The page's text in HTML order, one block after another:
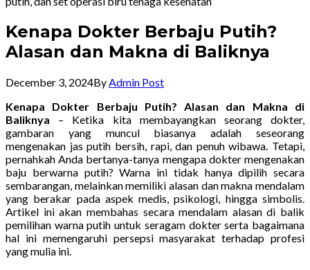
Kenapa Dokter Berbaju Putih?
Alasan dan Makna di Baliknya
December 3, 2024By Admin Post
Kenapa Dokter Berbaju Putih? Alasan dan Makna di
Baliknya – Ketika kita membayangkan seorang dokter,
gambaran yang muncul biasanya adalah seseorang
mengenakan jas putih bersih, rapi, dan penuh wibawa. Tetapi,
pernahkah Anda bertanya-tanya mengapa dokter mengenakan
baju berwarna putih? Warna ini tidak hanya dipilih secara
sembarangan, melainkan memiliki alasan dan makna mendalam
yang berakar pada aspek medis, psikologi, hingga simbolis.
Artikel ini akan membahas secara mendalam alasan di balik
pemilihan warna putih untuk seragam dokter serta bagaimana
hal ini memengaruhi persepsi masyarakat terhadap profesi
yang mulia ini.